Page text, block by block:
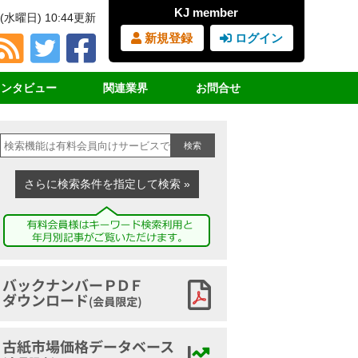
KJ member
新規登録
ログイン
曜日) 10:44更新
タビュー
イクル女子
団体挨拶
講演録
関連業界
ＰＥＴボトル
廃プラスチック
鉄スクラップ
家電リサイクル
古布
お問合せ
購読の申込み
広告の申込み
ヤードマップの申込み
古紙ジャーナルとは
検索
さらに検索条件を指定して検索 »